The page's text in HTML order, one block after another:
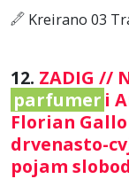
Kreirano 03
12. ZADIG //
parfumer i
Florian
drvenasto-
pojam